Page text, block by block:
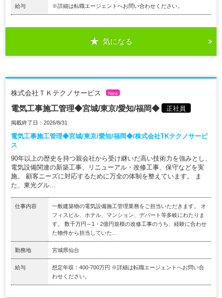
給与 ※詳細は転職エージェントへお問い合わせください。
気になる
株式会社ＴＫテクノサービス New
電気工事施工管理◆宮城/東京/愛知/福岡◆ 正社員
掲載終了日：2026/8/31
電気工事施工管理◆宮城/東京/愛知/福岡◆/株式会社TKテクノサービ
ス
90年以上の歴史を持つ親会社から受け継いだ高い技術力を強みとし、
電気設備関連の新築工事、リニューアル・改修工事、保守などを実
施。 顧客ニーズに対応するために万全の体制を整えています。 ま
た、東光グル...
仕事内容
一般建築物の電気設備施工管理業務をご担当いただきます。 オ
フィスビル、ホテル、マンション、デパート等多岐にわたりま
す。 数千万円～1・2億円規模の改修工事のうち、経験に合わせ
た物件から担当していた...
勤務地 宮城県仙台
給与
想定年収：400-700万円 ※詳細は転職エージェントへお問い合
わせください。